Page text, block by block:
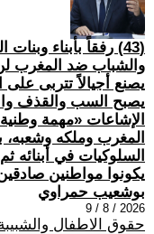
(43) رفقاً بأبناء
والشباب ضد المغرب
يصنع أجيالاً تتربى على
يصبح السب والقذف
الإشاعات «مهمة
المغرب وملكه وشعبه،
السلوكيات في أبنائه
يكونوا مواطنين
بوشعيب حمراوي
2026 / 8 / 9
حقوق الاطفال